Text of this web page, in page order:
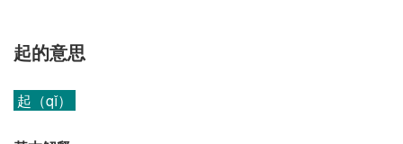
起的意思
起（qǐ）